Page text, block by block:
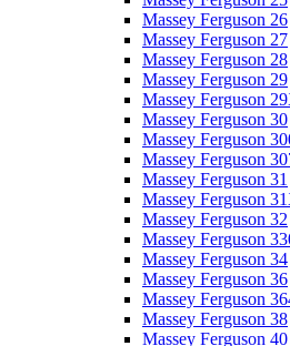
Massey Ferguson 26
Massey Ferguson 27
Massey Ferguson 28
Massey Ferguson 29
Massey Ferguson
Massey Ferguson 30
Massey Ferguson
Massey Ferguson
Massey Ferguson 31
Massey Ferguson
Massey Ferguson 32
Massey Ferguson
Massey Ferguson 34
Massey Ferguson 36
Massey Ferguson
Massey Ferguson 38
Massey Ferguson 40